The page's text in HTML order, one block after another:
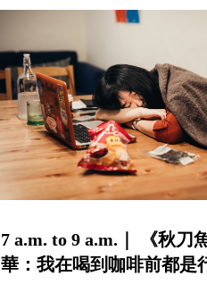
7 a.m. to 9 a.m.｜ 《秋刀
華：我在喝到咖啡前都是